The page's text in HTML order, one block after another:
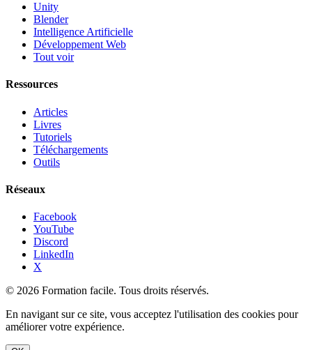
Unity
Blender
Intelligence Artificielle
Développement Web
Tout voir
Ressources
Articles
Livres
Tutoriels
Téléchargements
Outils
Réseaux
Facebook
YouTube
Discord
LinkedIn
X
© 2026 Formation facile. Tous droits réservés.
En navigant sur ce site, vous acceptez l'utilisation des cookies pour
améliorer votre expérience.